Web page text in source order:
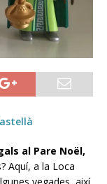
al Pare Noël,
Aquí, a la Loca